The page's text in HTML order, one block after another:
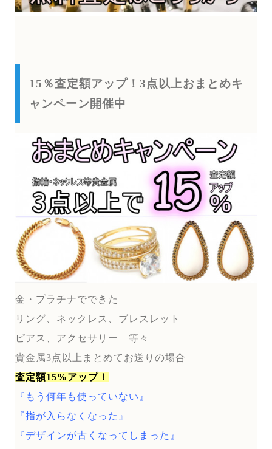
15％査定額アップ！3点以上おまとめキ
ャンペーン開催中
金・プラチナでできた
リング、ネックレス、ブレスレット
ピアス、アクセサリー 等々
貴金属3点以上まとめてお送りの場合
査定額15%アップ！
『もう何年も使っていない』
『指が入らなくなった』
『デザインが古くなってしまった』